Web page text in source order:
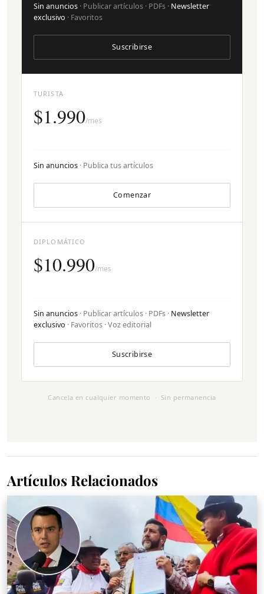
TURISTA
$1.990/mes
Sin anuncios · Publica tus artículos
Comenzar
Sin anuncios · Publicar artículos · PDFs · Newsletter
exclusivo · Favoritos
Suscribirse
DIPLOMÁTICO
$10.990/mes
Sin anuncios · Publicar artículos · PDFs · Newsletter
exclusivo · Favoritos · Voz editorial
Suscribirse
Cancela en cualquier momento · Sin permanencia
Artículos Relacionados